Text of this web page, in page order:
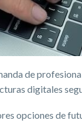
de
digitales
opciones de